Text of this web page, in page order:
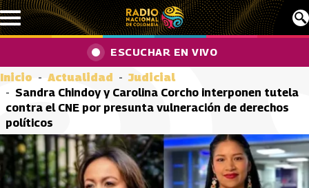
Pasar al contenido principal
ESCUCHAR EN VIVO
Inicio Actualidad
Judicial
Sandra Chindoy y Carolina Corcho interponen tutela
contra el CNE por presunta vulneración de derechos
políticos